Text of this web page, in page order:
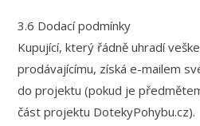
3.6 Dodací podmínky
Kupující, který řádně uhradí
prodávajícímu, získá e-mailem
do projektu (pokud je
část projektu DotekyPohybu.cz).